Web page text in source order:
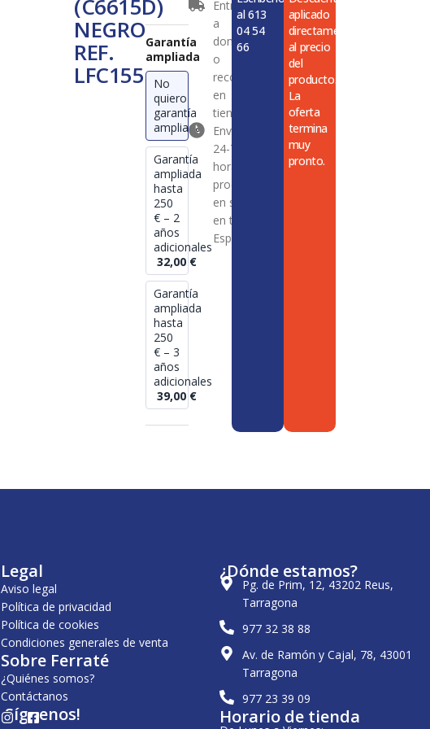
(C6615D)
NEGRO
REF.
LFC155
REF.
LFC155
cantidad
Garantía
ampliada
No
quiero
garantía
ampliada
Garantía
ampliada
hasta
250
€ – 2
años
adicionales
32,00 €
Garantía
ampliada
hasta
250
€ – 3
años
adicionales
39,00 €
Entrega
a
domicilio
o
recogida
en
tienda
Envío en
24-72
horas en
productos
en stock
en toda
España
al 613
04 54
66
aplicado
directamente
al precio
del
producto.
La
oferta
termina
muy
pronto.
Legal
Aviso legal
Política de privacidad
Política de cookies
Condiciones generales de venta
Sobre Ferraté
¿Quiénes somos?
Contáctanos
¡Síguenos!
I F
¿Dónde estamos?
Pg. de Prim, 12, 43202 Reus,
Tarragona
977 32 38 88
Av. de Ramón y Cajal, 78, 43001
Tarragona
977 23 39 09
Horario de tienda